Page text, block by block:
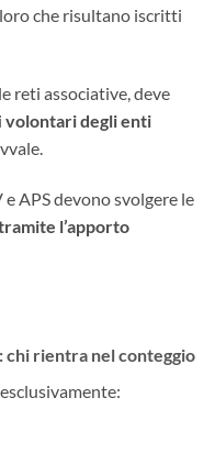
che risultano iscritti
reti associative, deve
volontari degli enti
APS devono svolgere le
l’apporto
chi rientra nel conteggio